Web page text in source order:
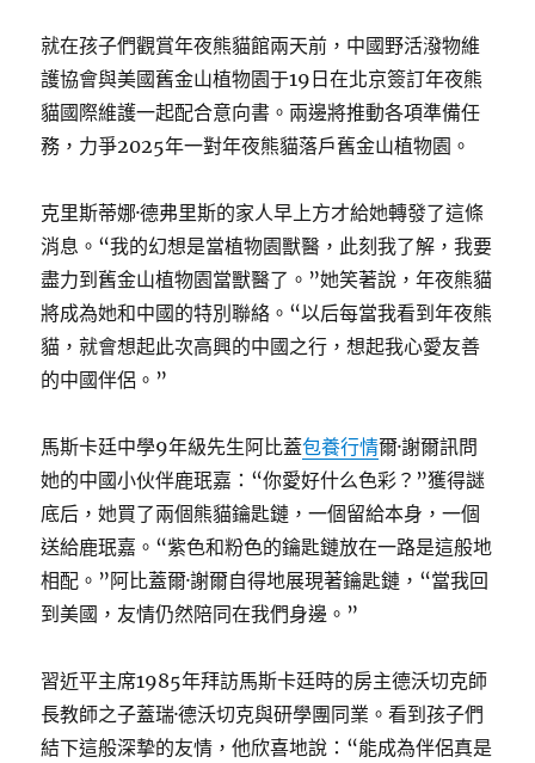
就在孩子們觀賞年夜熊貓館兩天前，中國野活潑物維
護協會與美國舊金山植物園于19日在北京簽訂年夜熊
貓國際維護一起配合意向書。兩邊將推動各項準備任
務，力爭2025年一對年夜熊貓落戶舊金山植物園。
克里斯蒂娜·德弗里斯的家人早上方才給她轉發了這條
消息。“我的幻想是當植物園獸醫，此刻我了解，我要
盡力到舊金山植物園當獸醫了。”她笑著說，年夜熊貓
將成為她和中國的特別聯絡。“以后每當我看到年夜熊
貓，就會想起此次高興的中國之行，想起我心愛友善
的中國伴侶。”
馬斯卡廷中學9年級先生阿比蓋包養行情爾·謝爾訊問
她的中國小伙伴鹿珉嘉：“你愛好什么色彩？”獲得謎
底后，她買了兩個熊貓鑰匙鏈，一個留給本身，一個
送給鹿珉嘉。“紫色和粉色的鑰匙鏈放在一路是這般地
相配。”阿比蓋爾·謝爾自得地展現著鑰匙鏈，“當我回
到美國，友情仍然陪同在我們身邊。”
習近平主席1985年拜訪馬斯卡廷時的房主德沃切克師
長教師之子蓋瑞·德沃切克與研學團同業。看到孩子們
結下這般深摯的友情，他欣喜地說：“能成為伴侶真是